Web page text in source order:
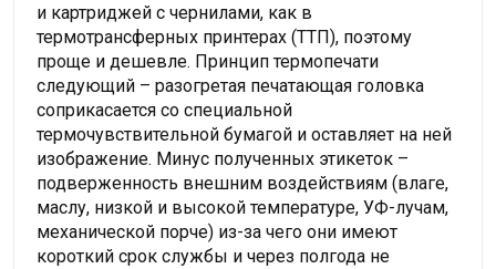
и картриджей с чернилами, как в
термотрансферных принтерах (ТТП), поэтому
проще и дешевле. Принцип термопечати
следующий – разогретая печатающая головка
соприкасается со специальной
термочувствительной бумагой и оставляет на ней
изображение. Минус полученных этикеток –
подверженность внешним воздействиям (влаге,
маслу, низкой и высокой температуре, УФ-лучам,
механической порче) из-за чего они имеют
короткий срок службы и через полгода не